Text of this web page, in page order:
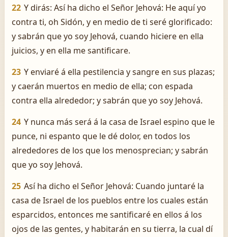
22 Y dirás: Así ha dicho el Señor Jehová: He aquí yo
contra ti, oh Sidón, y en medio de ti seré glorificado:
y sabrán que yo soy Jehová, cuando hiciere en ella
juicios, y en ella me santificare.
23 Y enviaré á ella pestilencia y sangre en sus plazas;
y caerán muertos en medio de ella; con espada
contra ella alrededor; y sabrán que yo soy Jehová.
24 Y nunca más será á la casa de Israel espino que le
punce, ni espanto que le dé dolor, en todos los
alrededores de los que los menosprecian; y sabrán
que yo soy Jehová.
25 Así ha dicho el Señor Jehová: Cuando juntaré la
casa de Israel de los pueblos entre los cuales están
esparcidos, entonces me santificaré en ellos á los
ojos de las gentes, y habitarán en su tierra, la cual dí